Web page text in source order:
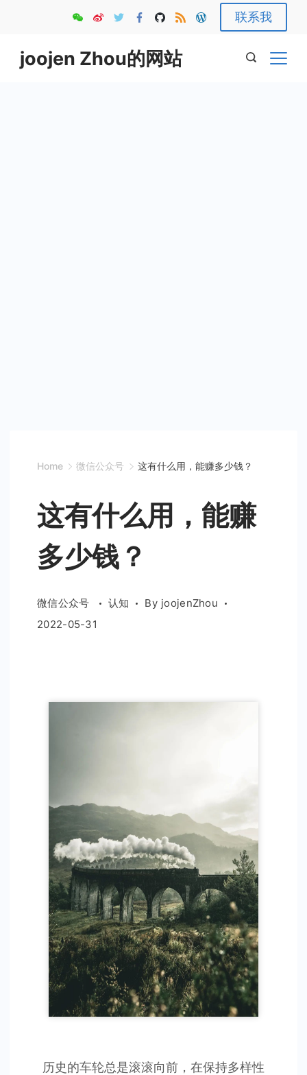
content
联系我
joojen Zhou的网站
Home 微信公众号 这有什么用，能赚多少钱？
这有什么用，能赚
多少钱？
微信公众号 认知 By joojenZhou
2022-05-31
历史的车轮总是滚滚向前，在保持多样性